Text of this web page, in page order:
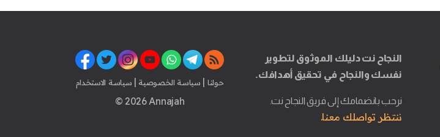
النجاح نت دليلك الموثوق لتطوير
نفسك والنجاح في تحقيق أهدافك.
نرحب بانضمامك إلى فريق النجاح نت.
ننتظر تواصلك معنا.
حولنا | سياسة الخصوصية | سياسة الاستخدام
© 2026 Annajah